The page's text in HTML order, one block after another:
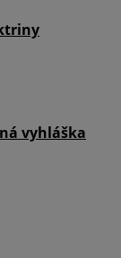
vyhláška